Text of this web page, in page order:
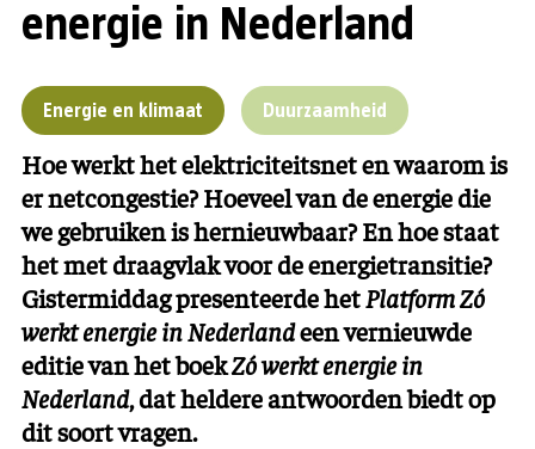
energie in Nederland
Energie en klimaat Duurzaamheid
Hoe werkt het elektriciteitsnet en waarom is
er netcongestie? Hoeveel van de energie die
we gebruiken is hernieuwbaar? En hoe staat
het met draagvlak voor de energietransitie?
Gistermiddag presenteerde hetPlatform Zó
werkt energie in Nederlandeen vernieuwde
editie van het boekZó werkt energie in
Nederland, dat heldere antwoorden biedt op
dit soort vragen.